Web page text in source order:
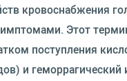
кровоснабжения
Этот
поступления
и геморрагический